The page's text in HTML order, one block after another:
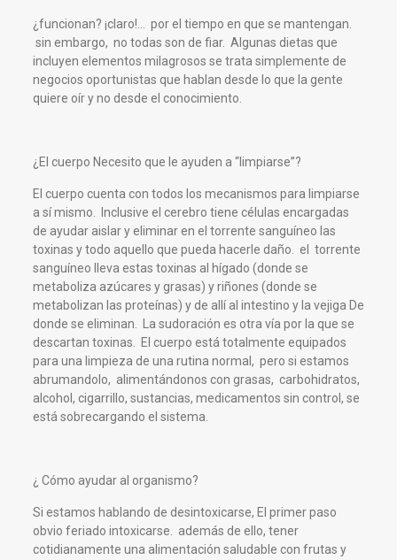
¿funcionan? ¡claro!… por el tiempo en que se mantengan.
sin embargo, no todas son de fiar. Algunas dietas que
incluyen elementos milagrosos se trata simplemente de
negocios oportunistas que hablan desde lo que la gente
quiere oír y no desde el conocimiento.
¿El cuerpo Necesito que le ayuden a “limpiarse”?
El cuerpo cuenta con todos los mecanismos para limpiarse
a sí mismo. Inclusive el cerebro tiene células encargadas
de ayudar aislar y eliminar en el torrente sanguíneo las
toxinas y todo aquello que pueda hacerle daño. el torrente
sanguíneo lleva estas toxinas al hígado (donde se
metaboliza azúcares y grasas) y riñones (donde se
metabolizan las proteínas) y de allí al intestino y la vejiga De
donde se eliminan. La sudoración es otra vía por la que se
descartan toxinas. El cuerpo está totalmente equipados
para una limpieza de una rutina normal, pero si estamos
abrumandolo, alimentándonos con grasas, carbohidratos,
alcohol, cigarrillo, sustancias, medicamentos sin control, se
está sobrecargando el sistema.
¿ Cómo ayudar al organismo?
Si estamos hablando de desintoxicarse, El primer paso
obvio feriado intoxicarse. además de ello, tener
cotidianamente una alimentación saludable con frutas y